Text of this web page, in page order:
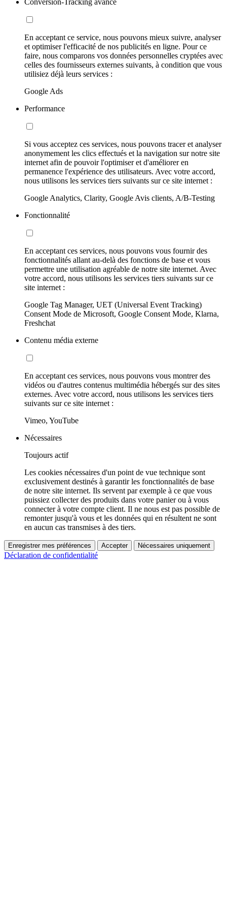
Conversion-Tracking avancé
En acceptant ce service, nous pouvons mieux suivre, analyser
et optimiser l'efficacité de nos publicités en ligne. Pour ce
faire, nous comparons vos données personnelles cryptées avec
celles des fournisseurs externes suivants, à condition que vous
utilisiez déjà leurs services :
Google Ads
Performance
Si vous acceptez ces services, nous pouvons tracer et analyser
anonymement les clics effectués et la navigation sur notre site
internet afin de pouvoir l'optimiser et d'améliorer en
permanence l'expérience des utilisateurs. Avec votre accord,
nous utilisons les services tiers suivants sur ce site internet :
Google Analytics, Clarity, Google Avis clients, A/B-Testing
Fonctionnalité
En acceptant ces services, nous pouvons vous fournir des
fonctionnalités allant au-delà des fonctions de base et vous
permettre une utilisation agréable de notre site internet. Avec
votre accord, nous utilisons les services tiers suivants sur ce
site internet :
Google Tag Manager, UET (Universal Event Tracking)
Consent Mode de Microsoft, Google Consent Mode, Klarna,
Freshchat
Contenu média externe
En acceptant ces services, nous pouvons vous montrer des
vidéos ou d'autres contenus multimédia hébergés sur des sites
externes. Avec votre accord, nous utilisons les services tiers
suivants sur ce site internet :
Vimeo, YouTube
Nécessaires
Toujours actif
Les cookies nécessaires d'un point de vue technique sont
exclusivement destinés à garantir les fonctionnalités de base
de notre site internet. Ils servent par exemple à ce que vous
puissiez collecter des produits dans votre panier ou à vous
connecter à votre compte client. Il ne nous est pas possible de
remonter jusqu'à vous et les données qui en résultent ne sont
en aucun cas transmises à des tiers.
Enregistrer mes préférences Accepter Nécessaires uniquement
Déclaration de confidentialité